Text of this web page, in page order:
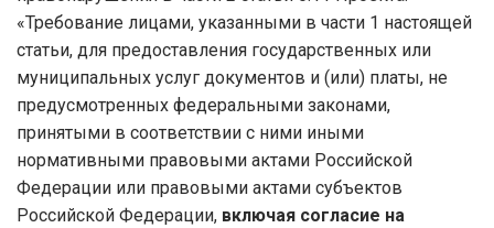
«Требование лицами, указанными в части 1 настоящей
статьи, для предоставления государственных или
муниципальных услуг документов и (или) платы, не
предусмотренных федеральными законами,
принятыми в соответствии с ними иными
нормативными правовыми актами Российской
Федерации или правовыми актами субъектов
Российской Федерации, включая согласие на